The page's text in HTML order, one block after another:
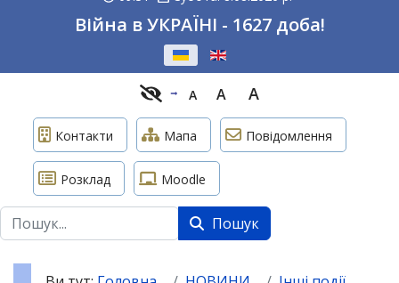
Війна в УКРАЇНІ - 1627 доба!
A A A
Контакти Мапа Повідомлення
Розклад Moodle
Пошук Пошук